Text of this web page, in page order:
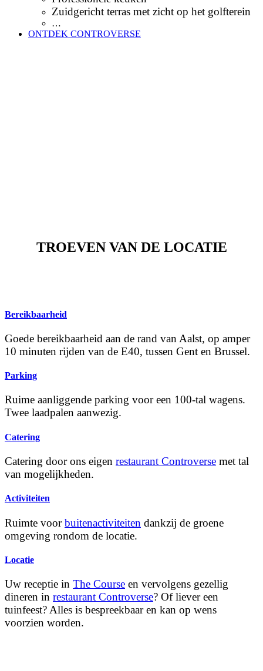
Zuidgericht terras met zicht op het golfterein
…
ONTDEK CONTROVERSE
TROEVEN VAN DE LOCATIE
Bereikbaarheid
Goede bereikbaarheid aan de rand van Aalst, op amper
10 minuten rijden van de E40, tussen Gent en Brussel.
Parking
Ruime aanliggende parking voor een 100-tal wagens.
Twee laadpalen aanwezig.
Catering
Catering door ons eigen restaurant Controverse met tal
van mogelijkheden.
Activiteiten
Ruimte voorbuitenactiviteiten dankzij de groene
omgeving rondom de locatie.
Locatie
Uw receptie in The Course en vervolgens gezellig
dineren in restaurant Controverse? Of liever een
tuinfeest? Alles is bespreekbaar en kan op wens
voorzien worden.